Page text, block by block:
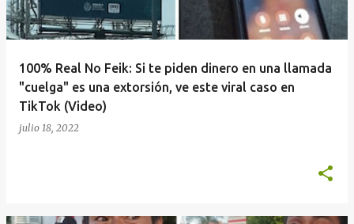
100% Real No Feik: Si te piden dinero en una llamada
"cuelga" es una extorsión, ve este viral caso en
TikTok (Video)
julio 18, 2022